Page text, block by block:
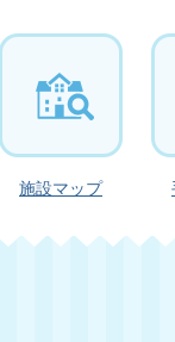
施設マップ